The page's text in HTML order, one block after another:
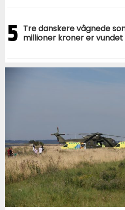
5 Tre danskere vågnede
millioner kroner er vundet